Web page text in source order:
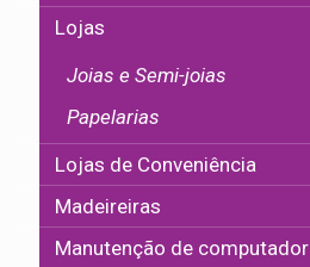
Lojas
Joias e Semi-joias
Papelarias
Lojas de Conveniência
Madeireiras
Manutenção de computador